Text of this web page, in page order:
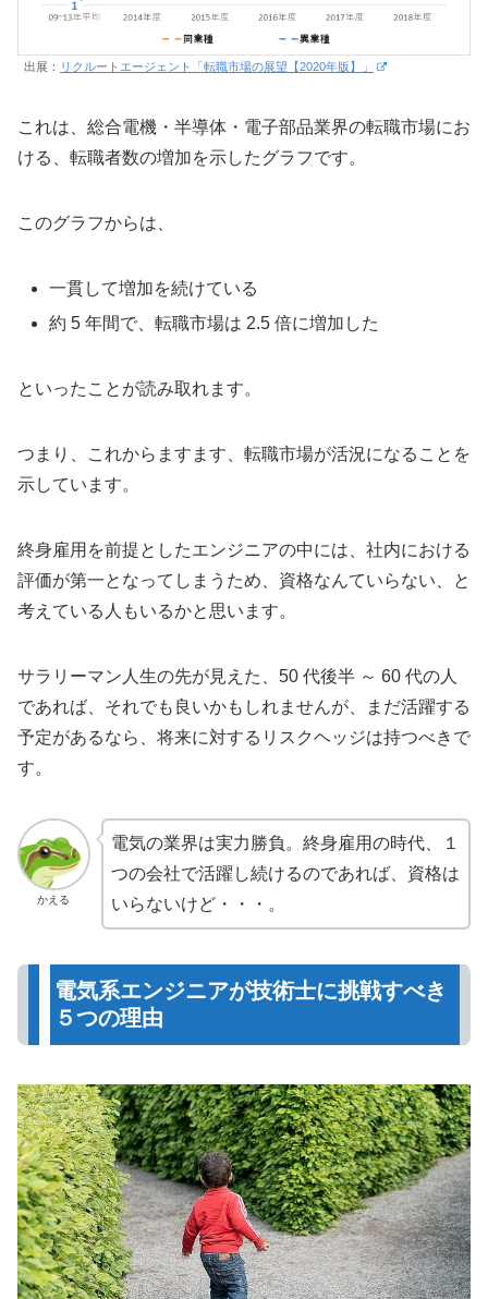
出展： リクルートエージェント「転職市場の展望【2020年版】」
これは、総合電機・半導体・電子部品業界の転職市場にお
ける、転職者数の増加を示したグラフです。
このグラフからは、
一貫して増加を続けている
約 5 年間で、転職市場は 2.5 倍に増加した
といったことが読み取れます。
つまり、これからますます、転職市場が活況になることを
示しています。
終身雇用を前提としたエンジニアの中には、社内における
評価が第一となってしまうため、資格なんていらない、と
考えている人もいるかと思います。
サラリーマン人生の先が見えた、50 代後半 ～ 60 代の人
であれば、それでも良いかもしれませんが、まだ活躍する
予定があるなら、将来に対するリスクヘッジは持つべきで
す。
かえる
電気の業界は実力勝負。終身雇用の時代、１
つの会社で活躍し続けるのであれば、資格は
いらないけど・・・。
電気系エンジニアが技術士に挑戦すべき
５つの理由